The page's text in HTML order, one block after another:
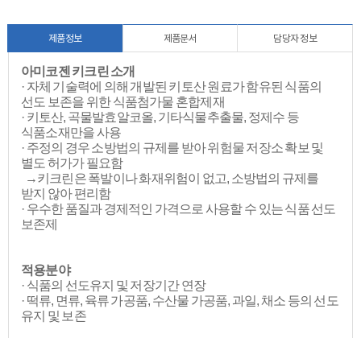
제품정보 제품문서 담당자 정보
아미코젠 키크린 소개
· 자체 기술력에 의해 개발된 키토산 원료가 함유된 식품의
선도 보존을 위한 식품첨가물 혼합제재
· 키토산, 곡물발효알코올, 기타식물추출물, 정제수 등
식품소재만을 사용
· 주정의 경우 소방법의 규제를 받아 위험물 저장소 확보 및
별도 허가가 필요함
→키크린은 폭발이나 화재위험이 없고, 소방법의 규제를
받지 않아 편리함
· 우수한 품질과 경제적인 가격으로 사용할 수 있는 식품 선도
보존제​
적용분야
· 식품의 선도유지 및 저장기간 연장
· 떡류, 면류, 육류 가공품, 수산물 가공품, 과일, 채소 등의 선도
유지 및 보존​